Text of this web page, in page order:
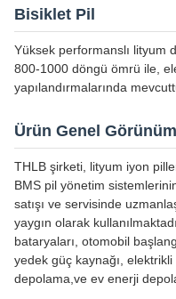
Bisiklet Pil
Yüksek performanslı lityum
800-1000 döngü ömrü ile,
yapılandırmalarında
Ürün Genel
THLB şirketi, lityum iyon
BMS pil yönetim
satışı ve servisinde
yaygın olarak
bataryaları, otomobil
yedek güç kaynağı,
depolama,ve ev enerji